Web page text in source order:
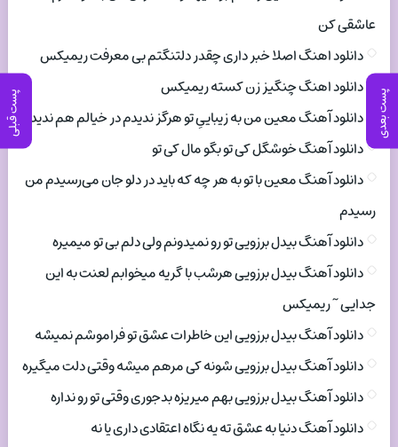
پست بعدی پست قبلی
عاشقی کن
دانلود اهنگ اصلا خبر داری چقدر دلتنگتم بی معرفت ریمیکس
دانلود اهنگ چنگیز زن کسته ریمیکس
دانلود آهنگ معین من به زیباییِ تو هرگز ندیدم در خیالم هم ندیدم
دانلود آهنگ خوشگل کی تو بگو مال کی تو
دانلود آهنگ معین با تو به هر چه که باید در دلو جان می‌رسیدم من
رسیدم
دانلود آهنگ بیدل برزویی تو رو نمیدونم ولی دلم بی تو میمیره
دانلود آهنگ بیدل برزویی هرشب با گریه میخوابم لعنت به این
جدایی ~ ریمیکس
دانلود آهنگ بیدل برزویی این خاطرات عشق تو فراموشم نمیشه
دانلود آهنگ بیدل برزویی شونه کی مرهم میشه وقتی دلت میگیره
دانلود آهنگ بیدل برزویی بهم میریزه بدجوری وقتی تو رو نداره
دانلود آهنگ دنیا به عشق ته یه نگاه اعتقادی داری یا نه